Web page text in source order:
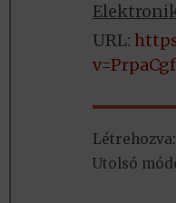
URL:
Létrehozva:
Utolsó